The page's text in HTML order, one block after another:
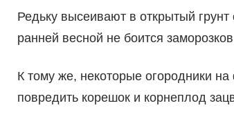
Редьку высеивают в открытый
ранней весной не боится
К тому же, некоторые огородники
повредить корешок и корнеплод